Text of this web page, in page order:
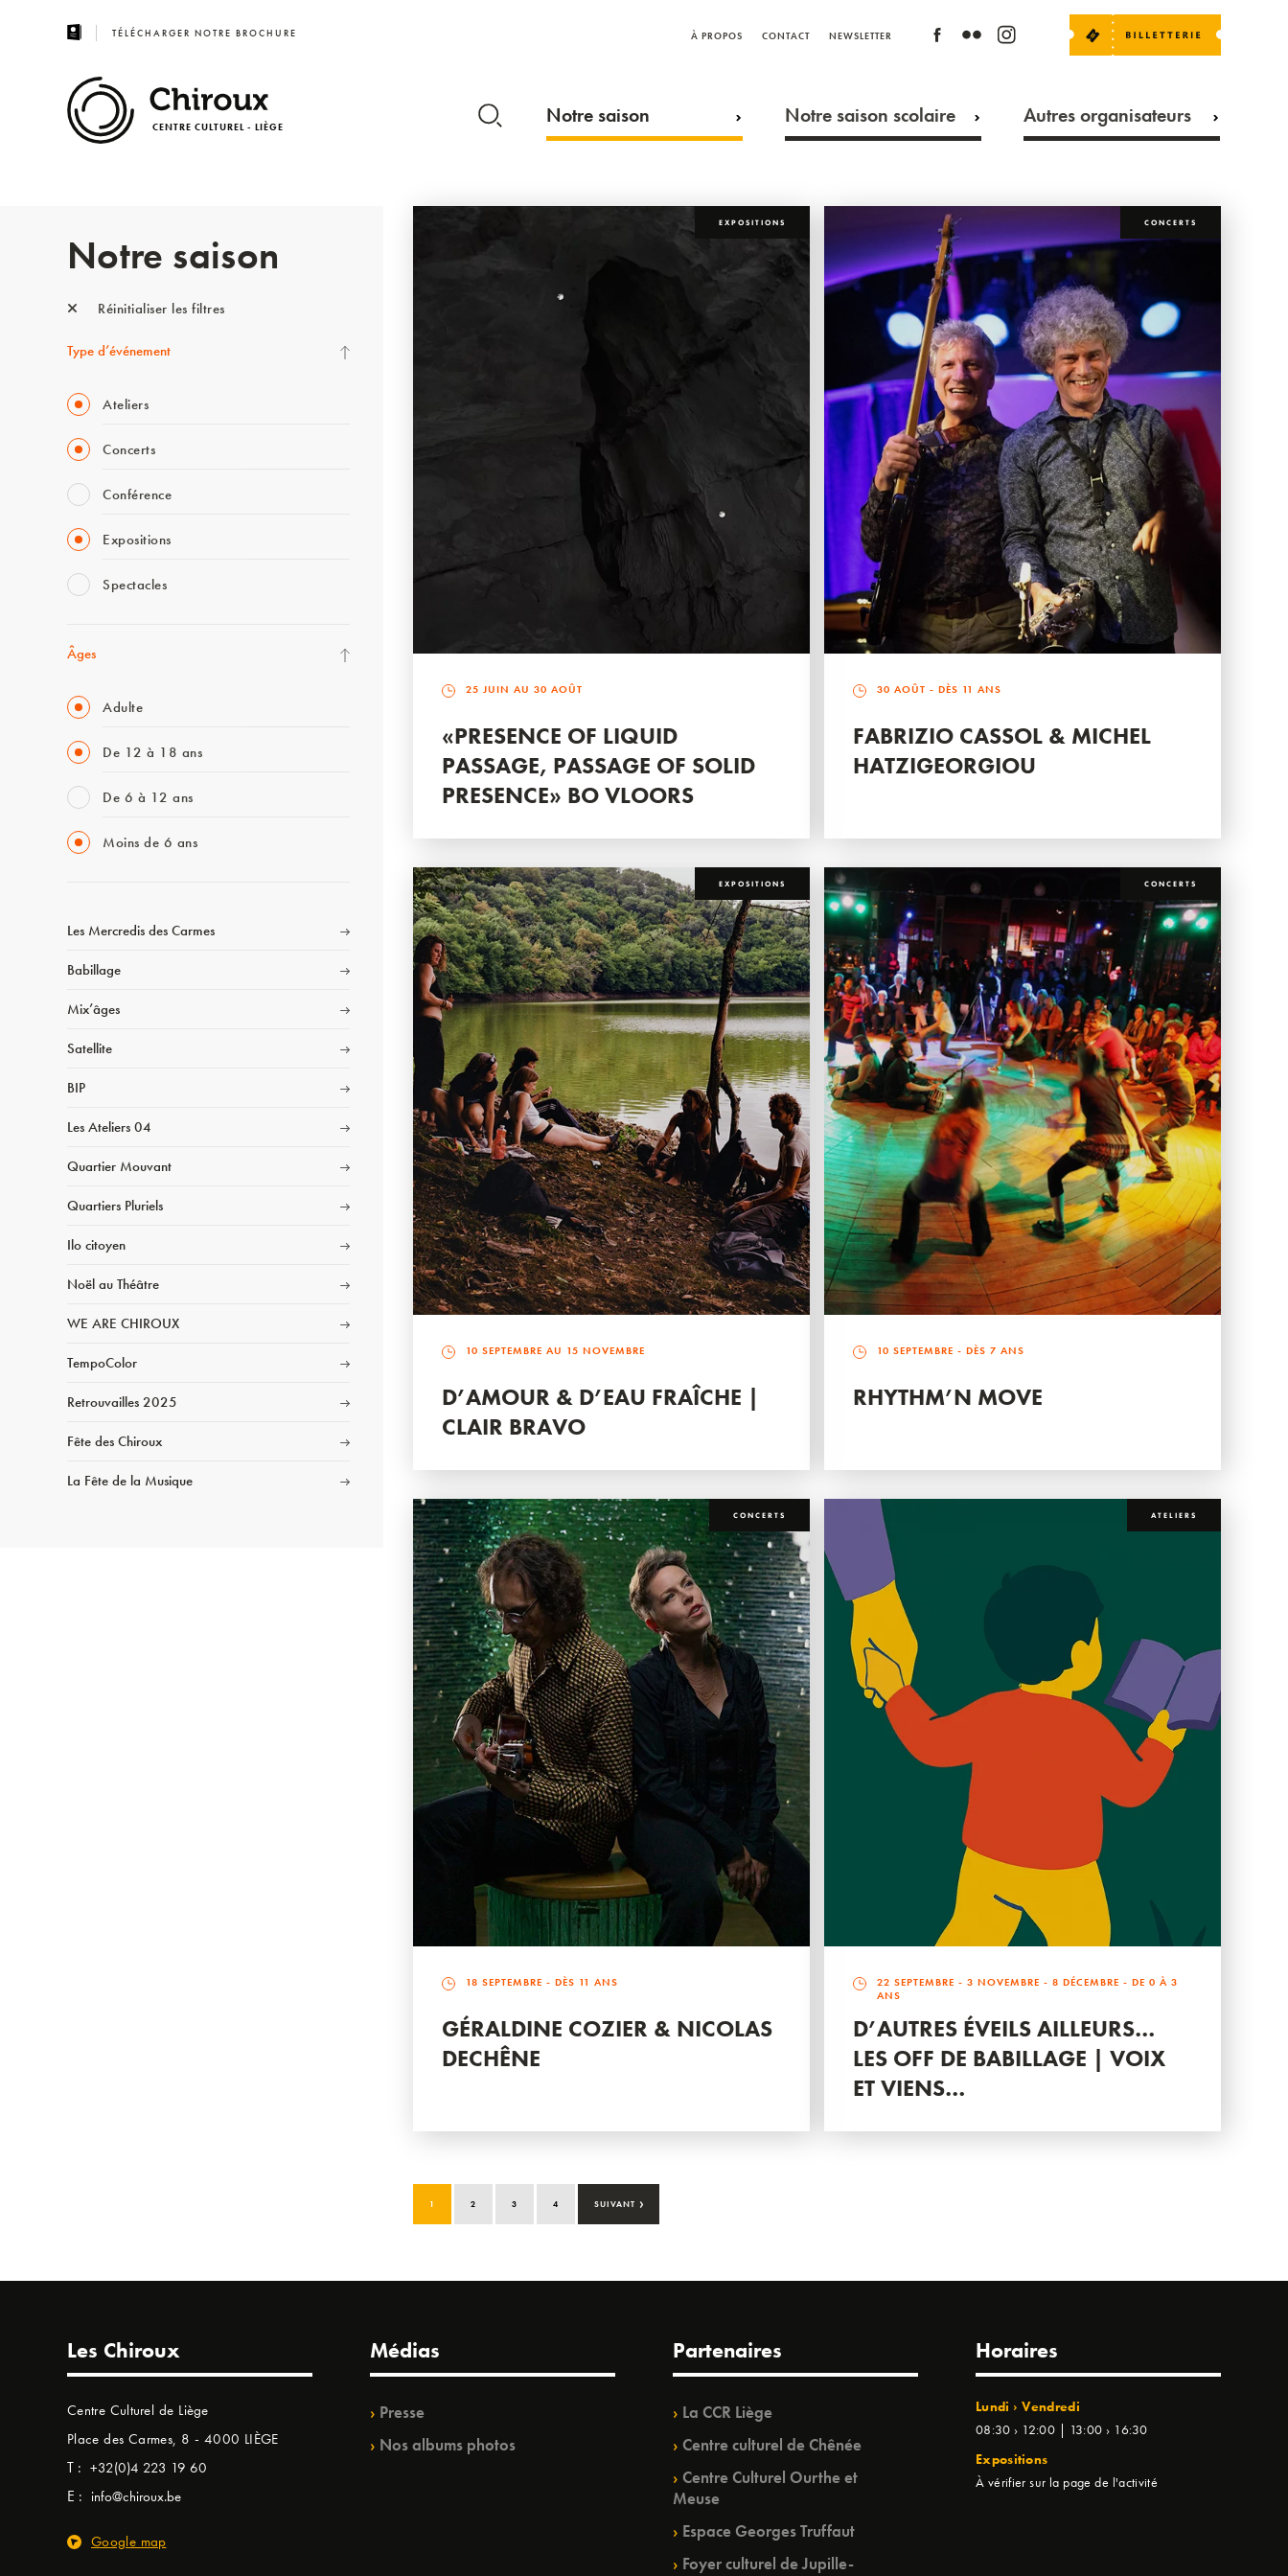
TÉLÉCHARGER NOTRE BROCHURE À PROPOS CONTACT NEWSLETTER
CENTRE CULTUREL - LIÈGE Notre saison Notre saison scolaire Autres organisateurs
Notre saison
Réinitialiser les filtres
Type d’événement
Ateliers
Concerts
Conférence
Expositions
Spectacles
Âges
Adulte
De 12 à 18 ans
De 6 à 12 ans
Moins de 6 ans
Les Mercredis des Carmes
Babillage
Mix’âges
Satellite
BIP
Les Ateliers 04
Quartier Mouvant
Quartiers Pluriels
Ilo citoyen
Noël au Théâtre
WE ARE CHIROUX
TempoColor
Retrouvailles 2025
Fête des Chiroux
La Fête de la Musique
EXPOSITIONS
25 JUIN AU 30 AOÛT
«PRESENCE OF LIQUID
PASSAGE, PASSAGE OF SOLID
PRESENCE» BO VLOORS
CONCERTS
30 AOÛT - DÈS 11 ANS
FABRIZIO CASSOL & MICHEL
HATZIGEORGIOU
EXPOSITIONS
10 SEPTEMBRE AU 15 NOVEMBRE
D’AMOUR & D’EAU FRAÎCHE |
CLAIR BRAVO
CONCERTS
10 SEPTEMBRE - DÈS 7 ANS
RHYTHM’N MOVE
CONCERTS
18 SEPTEMBRE - DÈS 11 ANS
GÉRALDINE COZIER & NICOLAS
DECHÊNE
ATELIERS
22 SEPTEMBRE -3 NOVEMBRE -8 DÉCEMBRE - DE 0 À 3
ANS
D’AUTRES ÉVEILS AILLEURS…
LES OFF DE BABILLAGE | VOIX
ET VIENS…
1 2 3 4 SUIVANT ›
Les Chiroux
Centre Culturel de Liège
Place des Carmes, 8 - 4000 LIÈGE
T : +32(0)4 223 19 60
E : info@chiroux.be
Google map
Médias
Presse
Nos albums photos
Partenaires
La CCR Liège
Centre culturel de Chênée
Centre Culturel Ourthe et
Meuse
Espace Georges Truffaut
Foyer culturel de Jupille-
Horaires
Lundi › Vendredi
08:30 › 12:00 | 13:00 › 16:30
Expositions
À vérifier sur la page de l'activité